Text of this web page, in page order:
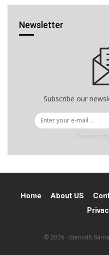
Newsletter
Subscribe our
Home About US
© 2026 - Samridh